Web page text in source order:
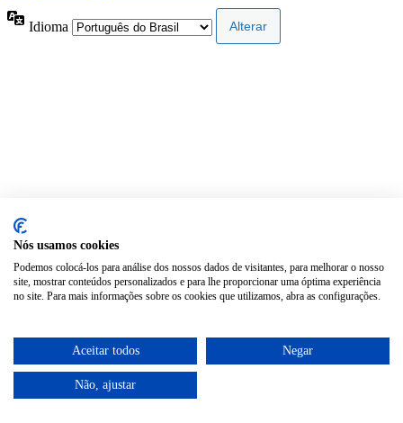
Idioma
Nós usamos cookies
Podemos colocá-los para análise dos nossos dados de visitantes, para melhorar o nosso
site, mostrar conteúdos personalizados e para lhe proporcionar uma óptima experiência
no site. Para mais informações sobre os cookies que utilizamos, abra as configurações.
Aceitar todos Negar
Não, ajustar